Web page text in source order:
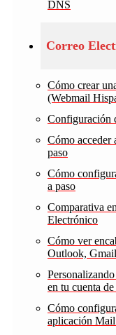
DNS
Correo
Cómo crear
(Webmail
Configuración
Cómo acceder
paso
Cómo
a paso
Comparativa
Electrónico
Cómo ver
Outlook,
en tu cuenta
Cómo
aplicación